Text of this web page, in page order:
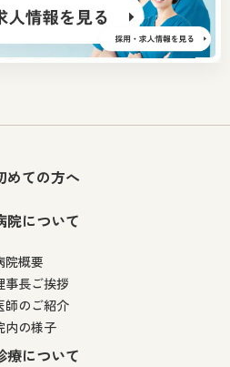
めての方へ
院について
院概要
事長ご挨拶
師のご紹介
内の様子
療について